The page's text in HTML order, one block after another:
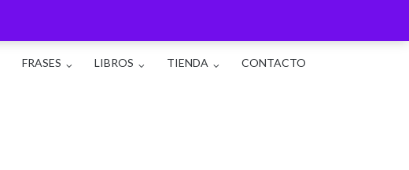
FRASES LIBROS TIENDA CONTACTO